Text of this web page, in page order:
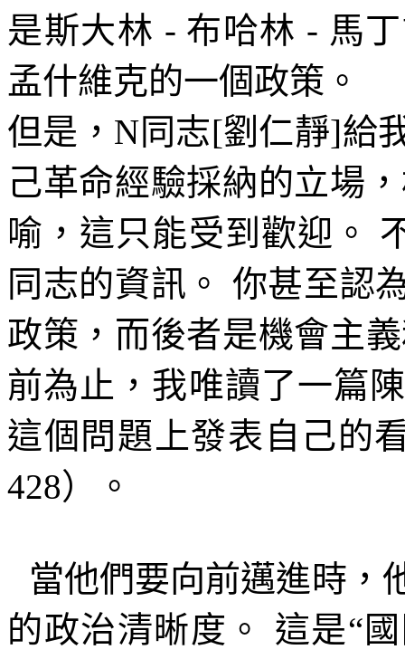
是斯大林 - 布哈林 - 馬
孟什維克的一個政策。
但是， N同志[劉仁靜]給
己革命經驗採納的立場
喻，這只能受到歡迎。
同志的資訊。 你甚至認
政策，而後者是機會主
前為止，我唯讀了一篇
這個問題上發表自己的
428）。
當他們要向前邁進時，
的政治清晰度。
這是“